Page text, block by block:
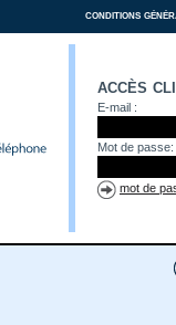
conditions
accès
E-mail :
Mot de passe:
mot de